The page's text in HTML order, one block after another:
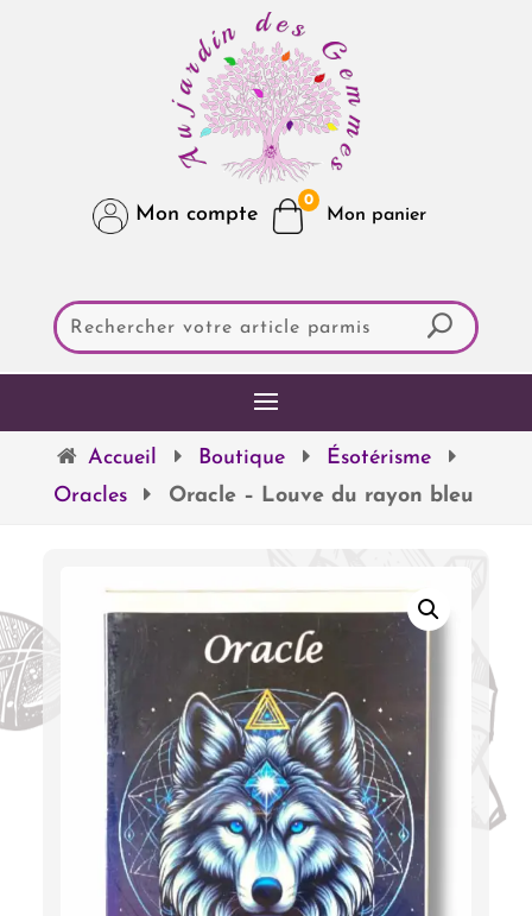
Mon compte
0
Accueil Boutique
Ésotérisme
Oracles
Oracle – Louve du rayon bleu